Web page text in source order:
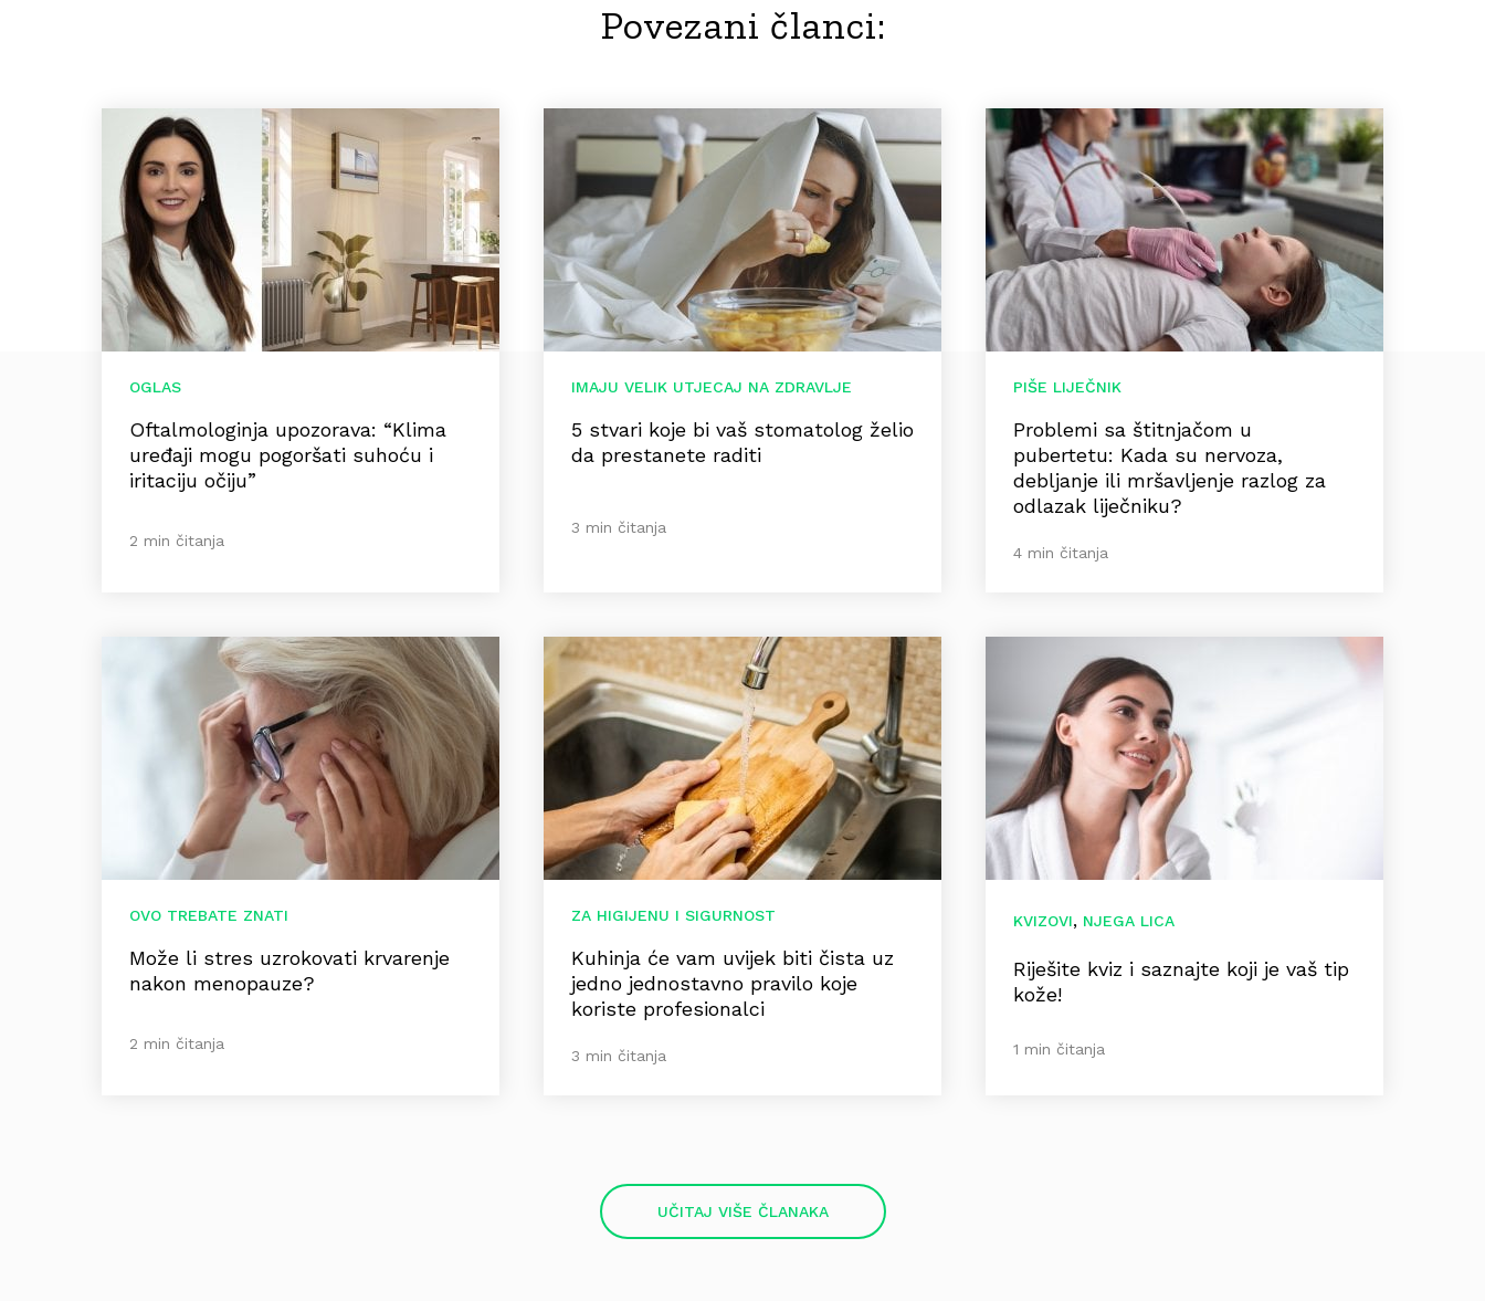
Povezani članci:
OGLAS
Oftalmologinja upozorava: “Klima
uređaji mogu pogoršati suhoću i
iritaciju očiju”
2 min čitanja
IMAJU VELIK UTJECAJ NA ZDRAVLJE
5 stvari koje bi vaš stomatolog želio
da prestanete raditi
3 min čitanja
PIŠE LIJEČNIK
Problemi sa štitnjačom u
pubertetu: Kada su nervoza,
debljanje ili mršavljenje razlog za
odlazak liječniku?
4 min čitanja
OVO TREBATE ZNATI
Može li stres uzrokovati krvarenje
nakon menopauze?
2 min čitanja
ZA HIGIJENU I SIGURNOST
Kuhinja će vam uvijek biti čista uz
jedno jednostavno pravilo koje
koriste profesionalci
3 min čitanja
KVIZOVI, NJEGA LICA
Riješite kviz i saznajte koji je vaš tip
kože!
1 min čitanja
UČITAJ VIŠE ČLANAKA